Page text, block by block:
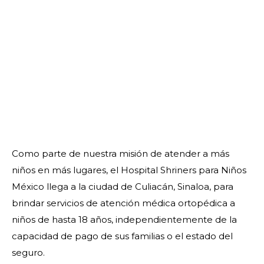
Como parte de nuestra misión de atender a más
niños en más lugares, el Hospital Shriners para Niños
México llega a la ciudad de Culiacán, Sinaloa, para
brindar servicios de atención médica ortopédica a
niños de hasta 18 años, independientemente de la
capacidad de pago de sus familias o el estado del
seguro.